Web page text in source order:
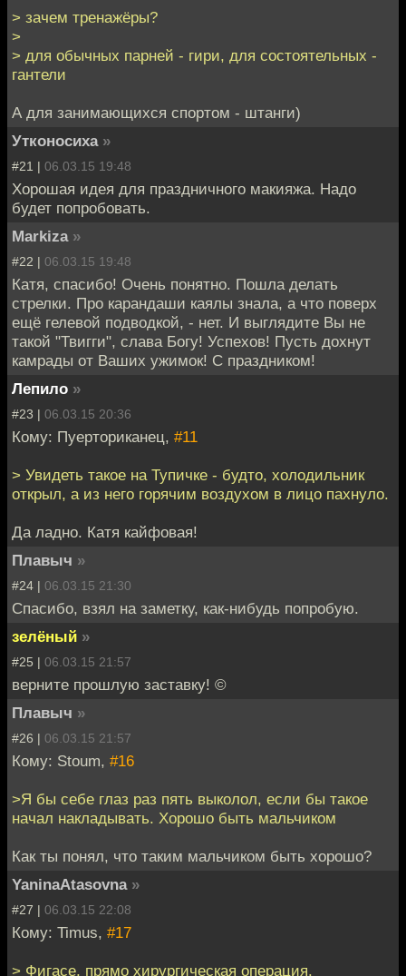
> зачем тренажёры?
>
> для обычных парней - гири, для состоятельных -
гантели
А для занимающихся спортом - штанги)
Утконосиха »
#21 | 06.03.15 19:48
Хорошая идея для праздничного макияжа. Надо
будет попробовать.
Markiza »
#22 | 06.03.15 19:48
Катя, спасибо! Очень понятно. Пошла делать
стрелки. Про карандаши каялы знала, а что поверх
ещё гелевой подводкой, - нет. И выглядите Вы не
такой "Твигги", слава Богу! Успехов! Пусть дохнут
камрады от Ваших ужимок! С праздником!
Лепило »
#23 | 06.03.15 20:36
Кому: Пуерториканец, #11
> Увидеть такое на Тупичке - будто, холодильник
открыл, а из него горячим воздухом в лицо пахнуло.
Да ладно. Катя кайфовая!
Плавыч »
#24 | 06.03.15 21:30
Спасибо, взял на заметку, как-нибудь попробую.
зелёный »
#25 | 06.03.15 21:57
верните прошлую заставку! ©
Плавыч »
#26 | 06.03.15 21:57
Кому: Stoum, #16
>Я бы себе глаз раз пять выколол, если бы такое
начал накладывать. Хорошо быть мальчиком
Как ты понял, что таким мальчиком быть хорошо?
YaninaAtasovna »
#27 | 06.03.15 22:08
Кому: Timus, #17
> Фигасе, прямо хирургическая операция.